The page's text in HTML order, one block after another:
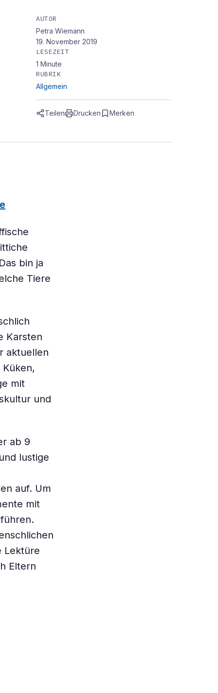
AUTOR
Petra Wiemann
19. November 2019
LESEZEIT
1 Minute
RUBRIK
Allgemein
Teilen Drucken Merken
bin ja
Tiere
Karsten
aktuellen
mit
und
ab 9
lustige
auf. Um
mit
Lektüre
Eltern